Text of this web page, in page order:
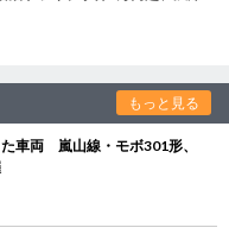
もっと見る
車両 嵐山線・モボ301形、